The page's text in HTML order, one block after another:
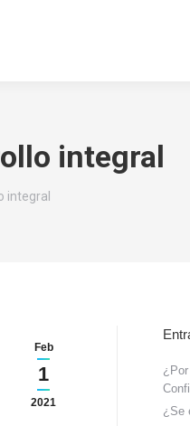
integral
integral
Feb
1
2021
¿Se